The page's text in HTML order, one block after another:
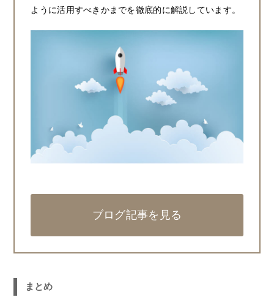
ように活用すべきかまでを徹底的に解説しています。
ブログ記事を見る
まとめ